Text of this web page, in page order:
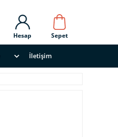
Sepet
Hesap
İletişim